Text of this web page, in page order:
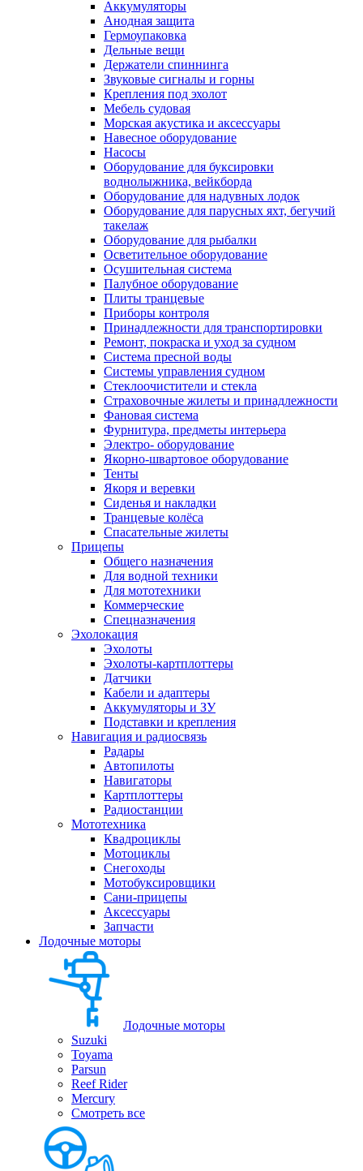
Аккумуляторы
Анодная защита
Гермоупаковка
Дельные вещи
Держатели спиннинга
Звуковые сигналы и горны
Крепления под эхолот
Мебель судовая
Морская акустика и аксессуары
Навесное оборудование
Насосы
Оборудование для буксировки
воднолыжника, вейкборда
Оборудование для надувных лодок
Оборудование для парусных яхт, бегучий
такелаж
Оборудование для рыбалки
Осветительное оборудование
Осушительная система
Палубное оборудование
Плиты транцевые
Приборы контроля
Принадлежности для транспортировки
Ремонт, покраска и уход за судном
Система пресной воды
Системы управления судном
Стеклоочистители и стекла
Страховочные жилеты и принадлежности
Фановая система
Фурнитура, предметы интерьера
Электро- оборудование
Якорно-швартовое оборудование
Тенты
Якоря и веревки
Сиденья и накладки
Транцевые колёса
Спасательные жилеты
Прицепы
Общего назначения
Для водной техники
Для мототехники
Коммерческие
Спецназначения
Эхолокация
Эхолоты
Эхолоты-картплоттеры
Датчики
Кабели и адаптеры
Аккумуляторы и ЗУ
Подставки и крепления
Навигация и радиосвязь
Радары
Автопилоты
Навигаторы
Картплоттеры
Радиостанции
Мототехника
Квадроциклы
Мотоциклы
Снегоходы
Мотобуксировщики
Сани-прицепы
Аксессуары
Запчасти
Лодочные моторы
Лодочные моторы
Suzuki
Toyama
Parsun
Reef Rider
Mercury
Смотреть все